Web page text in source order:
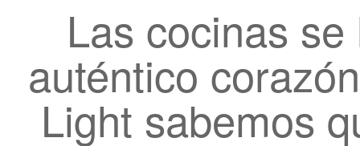
Las cocinas
auténtico
Light sabemos